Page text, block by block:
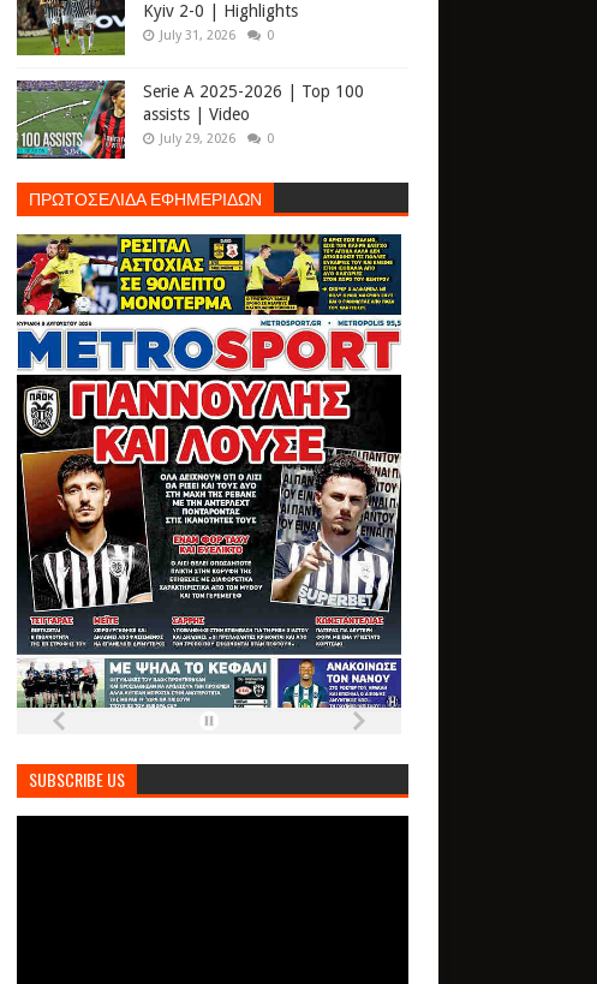
Kyiv 2-0 | Highlights
July 31, 2026 0
Serie A 2025-2026 | Top 100
assists | Video
July 29, 2026 0
ΠΡΩΤΟΣΕΛΙΔΑ ΕΦΗΜΕΡΙΔΩΝ
SUBSCRIBE US